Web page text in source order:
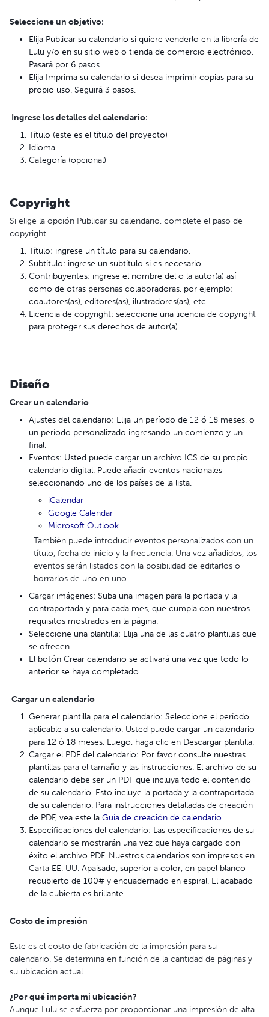
Seleccione un objetivo:
Elija Publicar su calendario si quiere venderlo en la librería de
Lulu y/o en su sitio web o tienda de comercio electrónico.
Pasará por 6 pasos.
Elija Imprima su calendario si desea imprimir copias para su
propio uso. Seguirá 3 pasos.
Ingrese los detalles del calendario:
Título (este es el título del proyecto)
Idioma
Categoría (opcional)
Copyright
Si elige la opción Publicar su calendario, complete el paso de
copyright.
Título: ingrese un título para su calendario.
Subtítulo: ingrese un subtítulo si es necesario.
Contribuyentes: ingrese el nombre del o la autor(a) así
como de otras personas colaboradoras, por ejemplo:
coautores(as), editores(as), ilustradores(as), etc.
Licencia de copyright: seleccione una licencia de copyright
para proteger sus derechos de autor(a).
Diseño
Crear un calendario
Ajustes del calendario: Elija un período de 12 ó 18 meses, o
un período personalizado ingresando un comienzo y un
final.
Eventos: Usted puede cargar un archivo ICS de su propio
calendario digital. Puede añadir eventos nacionales
seleccionando uno de los países de la lista.
iCalendar
Google Calendar
Microsoft Outlook
También puede introducir eventos personalizados con un
título, fecha de inicio y la frecuencia. Una vez añadidos, los
eventos serán listados con la posibilidad de editarlos o
borrarlos de uno en uno.
Cargar imágenes: Suba una imagen para la portada y la
contraportada y para cada mes, que cumpla con nuestros
requisitos mostrados en la página.
Seleccione una plantilla: Elija una de las cuatro plantillas que
se ofrecen.
El botón Crear calendario se activará una vez que todo lo
anterior se haya completado.
Cargar un calendario
Generar plantilla para el calendario: Seleccione el período
aplicable a su calendario. Usted puede cargar un calendario
para 12 ó 18 meses. Luego, haga clic en Descargar plantilla.
Cargar el PDF del calendario: Por favor consulte nuestras
plantillas para el tamaño y las instrucciones. El archivo de su
calendario debe ser un PDF que incluya todo el contenido
de su calendario. Esto incluye la portada y la contraportada
de su calendario. Para instrucciones detalladas de creación
de PDF, vea este la Guía de creación de calendario.
Especificaciones del calendario: Las especificaciones de su
calendario se mostrarán una vez que haya cargado con
éxito el archivo PDF. Nuestros calendarios son impresos en
Carta EE. UU. Apaisado, superior a color, en papel blanco
recubierto de 100# y encuadernado en espiral. El acabado
de la cubierta es brillante.
Costo de impresión
Este es el costo de fabricación de la impresión para su
calendario. Se determina en función de la cantidad de páginas y
su ubicación actual.
¿Por qué importa mi ubicación?
Aunque Lulu se esfuerza por proporcionar una impresión de alta